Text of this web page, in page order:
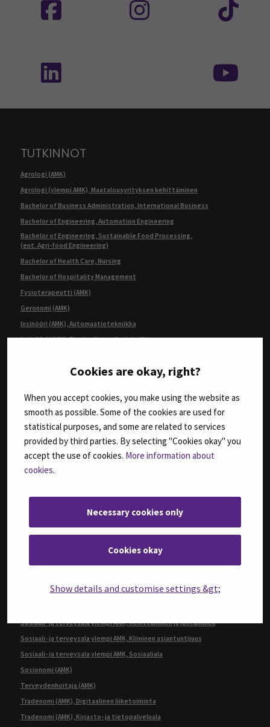
Cookies are okay, right?
When you accept cookies, you make using the website as
smooth as possible. Some of the cookies are used for
statistical purposes, and some are related to services
provided by third parties. By selecting "Cookies okay" you
accept the use of cookies. More information about
cookies.
Necessary cookies only
Cookies okay
Show details and customise settings &gt;
TUTKINNOT
Agrologi (AMK)
Agrologi (ylempi AMK), Maatalousyrityksen kehittäminen
Bachelor of Business Administration, International Business
Bachelor of Engineering, Automation Engineering
Bachelor of Engineering, Sustainable Food Processing,
(ent. Agri-food Engineering)
Bachelor of Health Care, Nursing
Bachelor of Hospitality Management
Fysioterapeutti (AMK)
Geronomi (AMK)
Insinööri (AMK), Automaatiotekniikka
Insinööri (AMK), Bio- ja elintarviketekniikka
Insinööri (AMK), Tietotekniikka
Insinööri (ylempi AMK), Automaatiotekniikka
Insinööri (ylempi AMK), Rakentaminen
Insinööri (ylempi AMK), Ruokaketjun kehittäminen
Insinööri (ylempi AMK), Teknologiaosaamisen johtaminen
Kulttuurituottaja (AMK)
Master of Social Services and Health Care, Development and
Management
Sairaanhoitaja (AMK)
Sosiaali- ja terveysala ylempi AMK, Kehittäminen ja johtaminen
Sosiaali- ja terveysala ylempi AMK, Kliininen asiantuntijuus
Sosiaali- ja terveysala ylempi AMK, Sosiaaliala
Sosionomi (AMK)
Terveydenhoitaja (AMK)
Tradenomi (AMK), Digitaalinen liiketoiminta
Tradenomi (AMK), Kirjasto- ja tietopalveluala